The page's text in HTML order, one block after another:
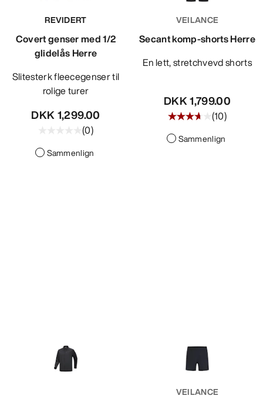
REVIDERT
Covert genser med 1/2
glidelås Herre
Slitesterk fleecegenser til
rolige turer
DKK 1,299.00
(0)
Sammenlign
VEILANCE
Secant komp-shorts Herre
En lett, stretchvevd shorts
DKK 1,799.00
(10)
Sammenlign
VEILANCE